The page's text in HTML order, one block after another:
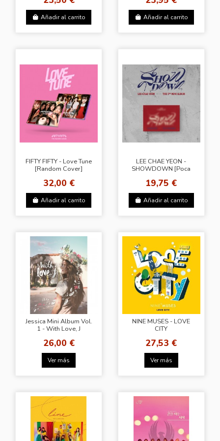
Añadir al carrito Añadir al carrito
FIFTY FIFTY - Love Tune
[Random Cover]
32,00 €
Añadir al carrito
LEE CHAE YEON -
SHOWDOWN [Poca
19,75 €
Añadir al carrito
Jessica Mini Album Vol.
1 - With Love, J
26,00 €
Ver más
NINE MUSES - LOVE
CITY
27,53 €
Ver más